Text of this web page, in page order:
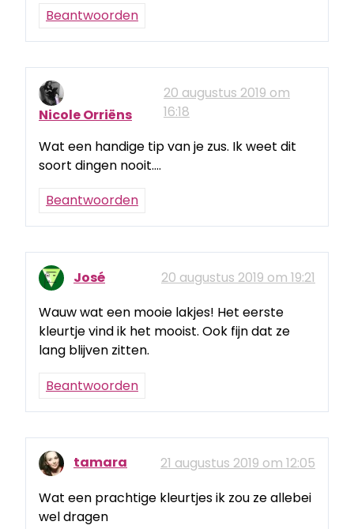
Beantwoorden
Nicole Orriëns
20 augustus 2019 om
16:18
Wat een handige tip van je zus. Ik weet dit
soort dingen nooit….
Beantwoorden
José
20 augustus 2019 om 19:21
Wauw wat een mooie lakjes! Het eerste
kleurtje vind ik het mooist. Ook fijn dat ze
lang blijven zitten.
Beantwoorden
tamara
21 augustus 2019 om 12:05
Wat een prachtige kleurtjes ik zou ze allebei
wel dragen